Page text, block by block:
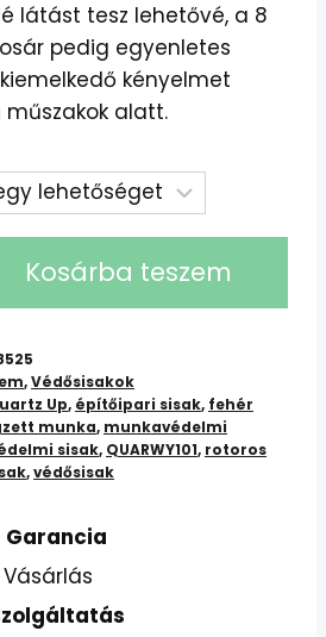
látást tesz lehetővé, a 8
pedig egyenletes
kényelmet
alatt.
Kosárba teszem
,Védősisakok
Up, építőipari sisak, fehér
munka, munkavédelmi
sisak, QUARWY101, rotoros
,védősisak
Garancia
Vásárlás